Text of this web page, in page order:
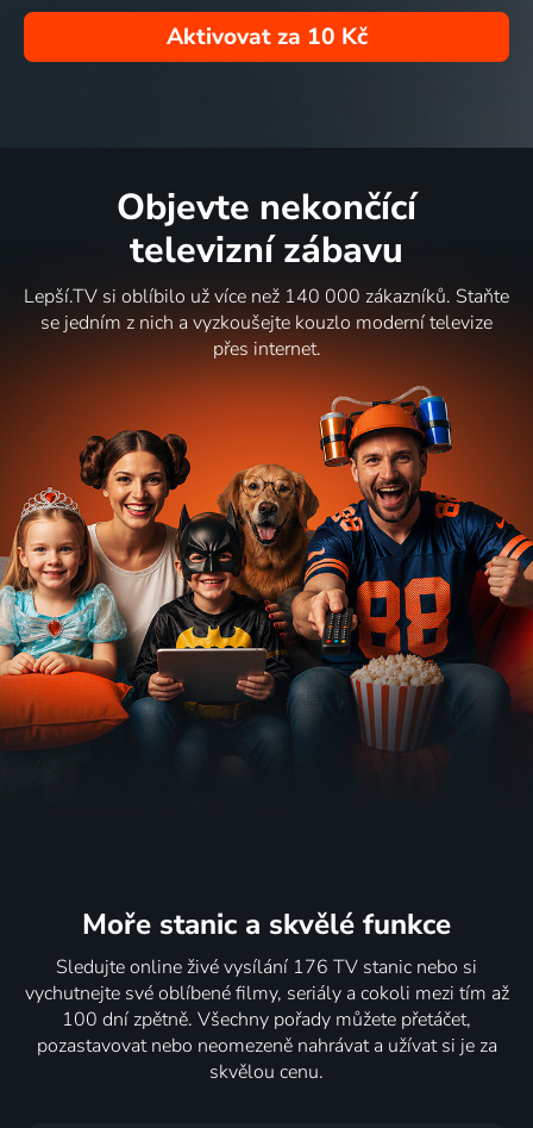
Aktivovat za 10 Kč
Objevte nekončící
televizní zábavu
Lepší.TV si oblíbilo už více než 140 000 zákazníků. Staňte
se jedním z nich a vyzkoušejte kouzlo moderní televize
přes internet.
Moře stanic a skvělé funkce
Sledujte online živé vysílání 176 TV stanic nebo si
vychutnejte své oblíbené filmy, seriály a cokoli mezi tím až
100 dní zpětně. Všechny pořady můžete přetáčet,
pozastavovat nebo neomezeně nahrávat a užívat si je za
skvělou cenu.